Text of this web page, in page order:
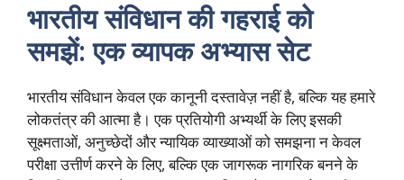
भारतीय संविधान की गहराई को
समझें: एक व्यापक अभ्यास सेट
भारतीय संविधान केवल एक कानूनी दस्तावेज़ नहीं है, बल्कि यह हमारे
लोकतंत्र की आत्मा है। एक प्रतियोगी अभ्यर्थी के लिए इसकी
सूक्ष्मताओं, अनुच्छेदों और न्यायिक व्याख्याओं को समझना न केवल
परीक्षा उत्तीर्ण करने के लिए, बल्कि एक जागरूक नागरिक बनने के